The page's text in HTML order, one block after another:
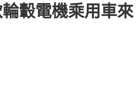
轂電機乘用車來